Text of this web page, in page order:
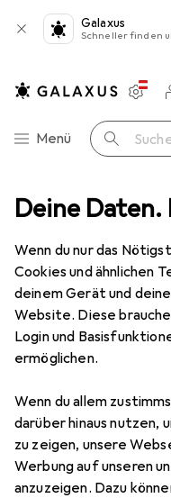
Deine Daten.
Wenn du nur das
Cookies und ähnlichen
deinem Gerät und
Website. Diese
Login und
ermöglichen.
Wenn du allem
darüber hinaus nutzen,
zu zeigen, unsere
Werbung auf unseren
anzuzeigen. Dazu
Galaxus
Schneller finden
Navigation nach
Menü Suche
Modellbau
EntdeckenForum
Produkttest